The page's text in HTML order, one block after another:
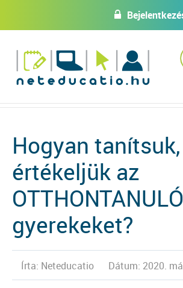
w
Hogyan tanítsuk,
értékeljük az
OTTHONTANULÓ
gyerekeket?
Írta: Neteducatio Dátum: 2020.